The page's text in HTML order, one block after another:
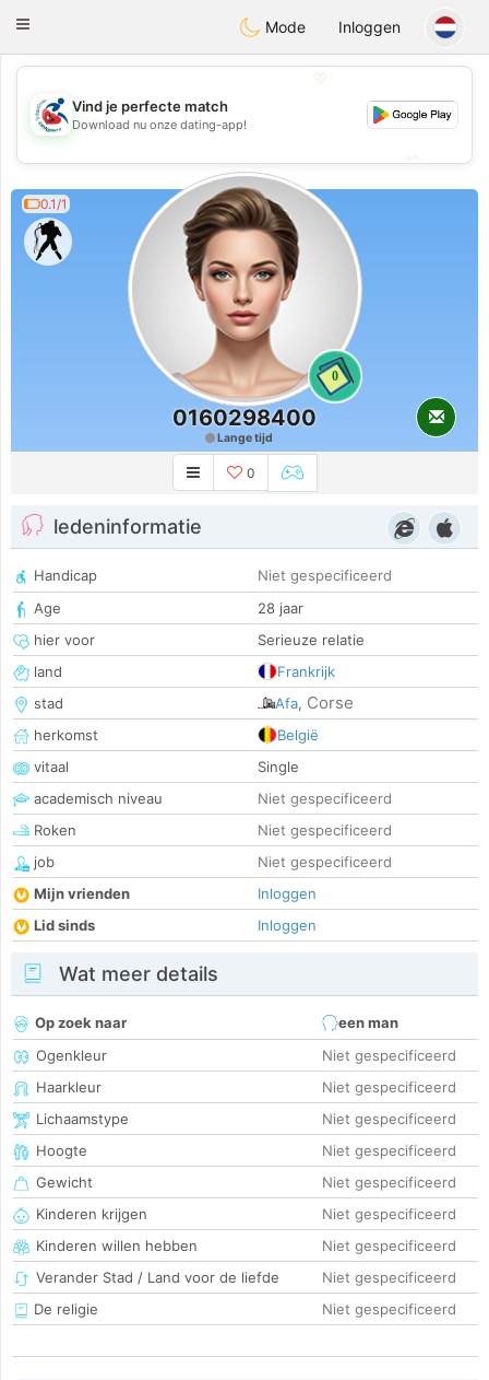
Handi Space
Toggle
Mode Inloggen
💖
💕
Vind je perfecte match
Download nu onze dating-app!
0.1/1
0
0160298400
Lange tijd
0
ledeninformatie
Handicap
Niet gespecificeerd
Age
28 jaar
hier voor
Serieuze relatie
land
Frankrijk
stad
Afa, Corse
herkomst
België
vitaal
Single
academisch niveau
Niet gespecificeerd
Roken
Niet gespecificeerd
job
Niet gespecificeerd
Mijn vrienden
Inloggen
Lid sinds
Inloggen
Wat meer details
Op zoek naar
een man
Ogenkleur
Niet gespecificeerd
Haarkleur
Niet gespecificeerd
Lichaamstype
Niet gespecificeerd
Hoogte
Niet gespecificeerd
Gewicht
Niet gespecificeerd
Kinderen krijgen
Niet gespecificeerd
Kinderen willen hebben
Niet gespecificeerd
Verander Stad / Land voor de liefde
Niet gespecificeerd
De religie
Niet gespecificeerd